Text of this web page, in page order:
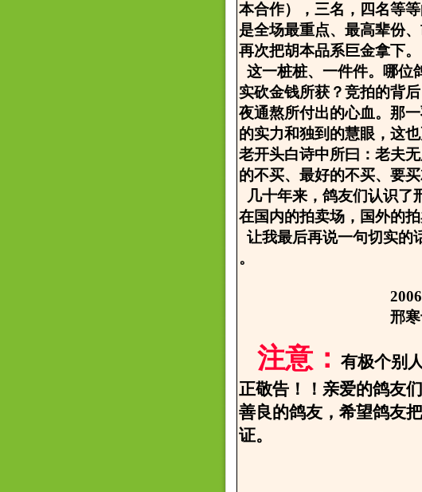
本合作），三名，四名等
是全场最重点、最高辈份
再次把胡本品系巨金拿下。
这一桩桩、一件件。哪位
实砍金钱所获？竞拍的背
夜通熬所付出的心血。那
的实力和独到的慧眼，这
老开头白诗中所曰：老夫
的不买、最好的不买、要
几十年来，鸽友们认识了
在国内的拍卖场，国外的
让我最后再说一句切实的
。
邢寒于
注意： 有极个别
正敬告！！亲爱的鸽友
善良的鸽友，希望鸽友
证。